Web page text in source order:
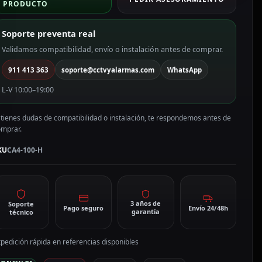
PRODUCTO
Soporte preventa real
Validamos compatibilidad, envío o instalación antes de comprar.
911 413 363 soporte@cctvyalarmas.com WhatsApp
L-V 10:00–19:00
dudas de compatibilidad o instalación, te respondemos antes de
CA4-100-H
Soporte
técnico
Pago seguro
3 años de
garantía
Envío 24/48h
rápida en referencias disponibles